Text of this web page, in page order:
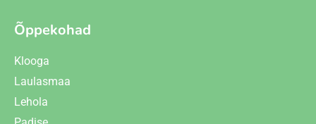
Õppekohad
Klooga
Laulasmaa
Lehola